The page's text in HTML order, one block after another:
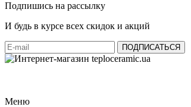
Подпишись на рассылку
И будь в курсе всех скидок и акций
Меню